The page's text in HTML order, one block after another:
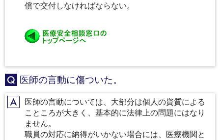
償で交付しなければならない。
Q 医師の言動に傷ついた。
A医師の言動については、大部分は個人の資質による
こところが大きく、基本的に法律上の問題にはなり
ません。
職員の対応に納得がいかない場合には、医療機関と